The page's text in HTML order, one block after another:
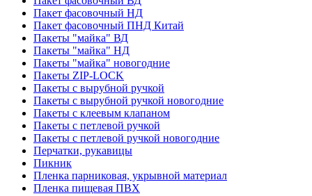
Пакет фасовочный НД
Пакет фасовочный ПНД Китай
Пакеты "майка" ВД
Пакеты "майка" НД
Пакеты "майка" новогодние
Пакеты ZIP-LOCK
Пакеты с вырубной ручкой
Пакеты с вырубной ручкой новогодние
Пакеты с клеевым клапаном
Пакеты с петлевой ручкой
Пакеты с петлевой ручкой новогодние
Перчатки, рукавицы
Пикник
Пленка парниковая, укрывной материал
Пленка пищевая ПВХ